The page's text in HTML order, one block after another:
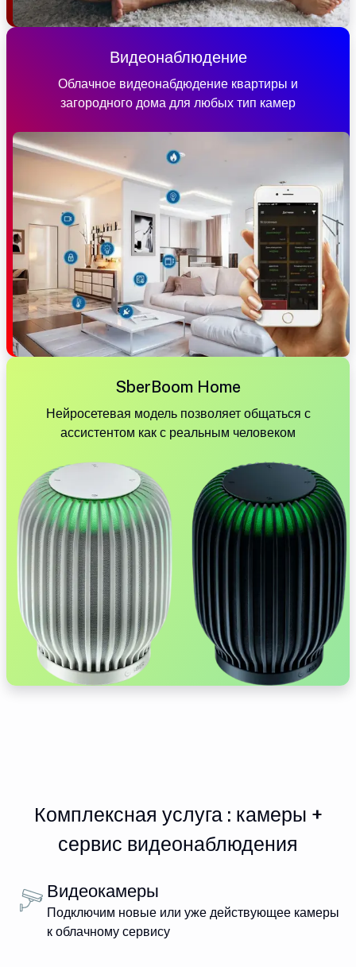
Видеонаблюдение
Облачное видеонабдюдение квартиры и
загородного дома для любых тип камер
SberBoom Home
Нейросетевая модель позволяет общаться с
ассистентом как с реальным человеком
Комплексная услуга : камеры +
сервис видеонаблюдения
Видеокамеры
Подключим новые или уже действующее камеры
к облачному сервису